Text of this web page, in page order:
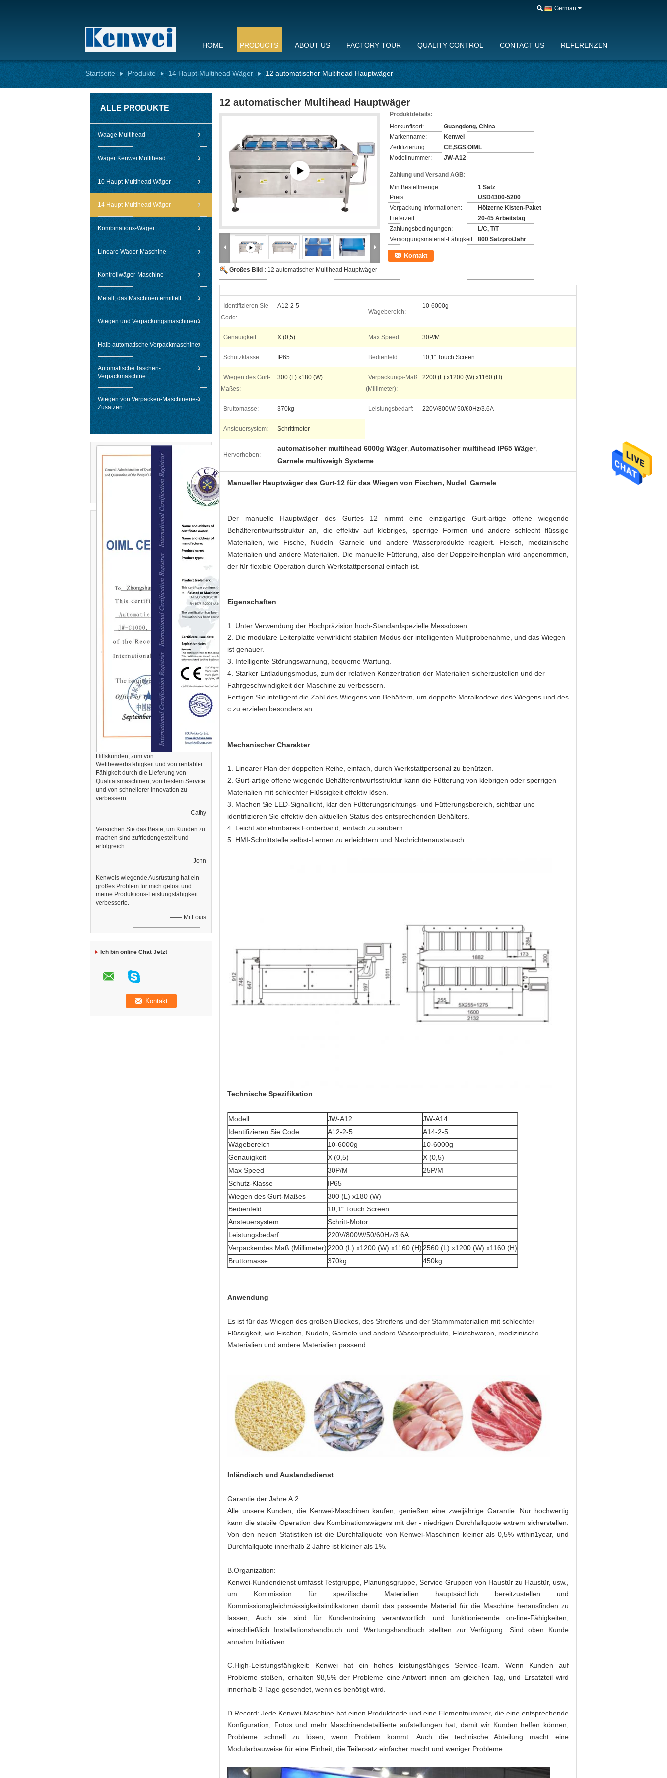
German
HOME PRODUCTS ABOUT US FACTORY TOUR QUALITY CONTROL CONTACT US REFERENZEN
Startseite Produkte 14 Haupt-Multihead Wäger 12 automatischer Multihead Hauptwäger
ALLE PRODUKTE
Waage Multihead
Wäger Kenwei Multihead
10 Haupt-Multihead Wäger
14 Haupt-Multihead Wäger
Kombinations-Wäger
Lineare Wäger-Maschine
Kontrollwäger-Maschine
Metall, das Maschinen ermittelt
Wiegen und Verpackungsmaschinen
Halb automatische Verpackmaschine
Automatische Taschen-
Verpackmaschine
Wiegen von Verpacken-Maschinerie-
Zusätzen
Hilfskunden, zum von
Wettbewerbsfähigkeit und von rentabler
Fähigkeit durch die Lieferung von
Qualitätsmaschinen, von bestem Service
und von schnellerer Innovation zu
verbessern.
—— Cathy
Versuchen Sie das Beste, um Kunden zu
machen sind zufriedengestellt und
erfolgreich.
—— John
Kenweis wiegende Ausrüstung hat ein
großes Problem für mich gelöst und
meine Produktions-Leistungsfähigkeit
verbesserte.
—— Mr.Louis
Ich bin online Chat Jetzt
12 automatischer Multihead Hauptwäger
Großes Bild : 12 automatischer Multihead Hauptwäger
Produktdetails:
Herkunftsort:
Guangdong, China
Markenname:
Kenwei
Zertifizierung:
CE,SGS,OIML
Modellnummer:
JW-A12
Zahlung und Versand AGB:
Min Bestellmenge:
1 Satz
Preis:
USD4300-5200
Verpackung Informationen:
Hölzerne Kisten-Paket
Lieferzeit:
20-45 Arbeitstag
Zahlungsbedingungen:
L/C, T/T
Versorgungsmaterial-Fähigkeit: 800 Satzpro/Jahr
Kontakt
Identifizieren Sie
Code:
A12-2-5
Wägebereich:
10-6000g
Genauigkeit: X (0,5) Max Speed: 30P/M
Schutzklasse: IP65 Bedienfeld: 10,1“ Touch Screen
Wiegen des Gurt-
Maßes:
300 (L) x180 (W)
Verpackungs-Maß
(Millimeter):
2200 (L) x1200 (W) x1160 (H)
Bruttomasse: 370kg Leistungsbedarf: 220V/800W/ 50/60Hz/3.6A
Ansteuersystem: Schrittmotor
Hervorheben:
automatischer multihead 6000g Wäger, Automatischer multihead IP65 Wäger,
Garnele multiweigh Systeme
Manueller Hauptwäger des Gurt-12 für das Wiegen von Fischen, Nudel, Garnele
Der manuelle Hauptwäger des Gurtes 12 nimmt eine einzigartige Gurt-artige offene wiegende
Behälterentwurfsstruktur an, die effektiv auf klebriges, sperrige Formen und andere schlecht flüssige
Materialien, wie Fische, Nudeln, Garnele und andere Wasserprodukte reagiert. Fleisch, medizinische
Materialien und andere Materialien. Die manuelle Fütterung, also der Doppelreihenplan wird angenommen,
der für flexible Operation durch Werkstattpersonal einfach ist.
Eigenschaften
1. Unter Verwendung der Hochpräzision hoch-Standardspezielle Messdosen.
2. Die modulare Leiterplatte verwirklicht stabilen Modus der intelligenten Multiprobenahme, und das Wiegen
ist genauer.
3. Intelligente Störungswarnung, bequeme Wartung.
4. Starker Entladungsmodus, zum der relativen Konzentration der Materialien sicherzustellen und der
Fahrgeschwindigkeit der Maschine zu verbessern.
Fertigen Sie intelligent die Zahl des Wiegens von Behältern, um doppelte Moralkodexe des Wiegens und des
c zu erzielen besonders an
Mechanischer Charakter
1. Linearer Plan der doppelten Reihe, einfach, durch Werkstattpersonal zu benützen.
2. Gurt-artige offene wiegende Behälterentwurfsstruktur kann die Fütterung von klebrigen oder sperrigen
Materialien mit schlechter Flüssigkeit effektiv lösen.
3. Machen Sie LED-Signallicht, klar den Fütterungsrichtungs- und Fütterungsbereich, sichtbar und
identifizieren Sie effektiv den aktuellen Status des entsprechenden Behälters.
4. Leicht abnehmbares Förderband, einfach zu säubern.
5. HMI-Schnittstelle selbst-Lernen zu erleichtern und Nachrichtenaustausch.
Technische Spezifikation
Modell JW-A12
JW-A14
Identifizieren Sie Code
A12-2-5
A14-2-5
Wägebereich
10-6000g
10-6000g
Genauigkeit
X (0,5)
X (0,5)
Max Speed
30P/M
25P/M
Schutz-Klasse
IP65
Wiegen des Gurt-Maßes
300 (L) x180 (W)
Bedienfeld
10,1“ Touch Screen
Ansteuersystem
Schritt-Motor
Leistungsbedarf
220V/800W/50/60Hz/3.6A
Verpackendes Maß (Millimeter) 2200 (L) x1200 (W) x1160 (H) 2560 (L) x1200 (W) x1160 (H)
Bruttomasse
370kg 450kg
Anwendung
Es ist für das Wiegen des großen Blockes, des Streifens und der Stammmaterialien mit schlechter
Flüssigkeit, wie Fischen, Nudeln, Garnele und andere Wasserprodukte, Fleischwaren, medizinische
Materialien und andere Materialien passend.
Inländisch und Auslandsdienst
Garantie der Jahre A.2:
Alle unsere Kunden, die Kenwei-Maschinen kaufen, genießen eine zweijährige Garantie. Nur hochwertig
kann die stabile Operation des Kombinationswägers mit der - niedrigen Durchfallquote extrem sicherstellen.
Von den neuen Statistiken ist die Durchfallquote von Kenwei-Maschinen kleiner als 0,5% within1year, und
Durchfallquote innerhalb 2 Jahre ist kleiner als 1%.
B.Organization:
Kenwei-Kundendienst umfasst Testgruppe, Planungsgruppe, Service Gruppen von Haustür zu Haustür, usw.,
um Kommission für spezifische Materialien hauptsächlich bereitzustellen und
Kommissionsgleichmässigkeitsindikatoren damit das passende Material für die Maschine herausfinden zu
lassen; Auch sie sind für Kundentraining verantwortlich und funktionierende on-line-Fähigkeiten,
einschließlich Installationshandbuch und Wartungshandbuch stellten zur Verfügung. Sind oben Kunde
annahm Initiativen.
C.High-Leistungsfähigkeit: Kenwei hat ein hohes leistungsfähiges Service-Team. Wenn Kunden auf
Probleme stoßen, erhalten 98,5% der Probleme eine Antwort innen am gleichen Tag, und Ersatzteil wird
innerhalb 3 Tage gesendet, wenn es benötigt wird.
D.Record: Jede Kenwei-Maschine hat einen Produktcode und eine Elementnummer, die eine entsprechende
Konfiguration, Fotos und mehr Maschinendetaillierte aufstellungen hat, damit wir Kunden helfen können,
Probleme schnell zu lösen, wenn Problem kommt. Auch die technische Abteilung macht eine
Modularbauweise für eine Einheit, die Teilersatz einfacher macht und weniger Probleme.